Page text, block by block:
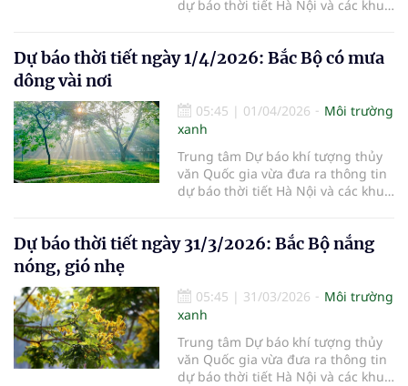
dự báo thời tiết Hà Nội và các khu
Dự báo thời tiết ngày 1/4/2026: Bắc Bộ có mưa
dông vài nơi
05:45 | 01/04/2026
Môi trường
xanh
Trung tâm Dự báo khí tượng thủy
văn Quốc gia vừa đưa ra thông tin
dự báo thời tiết Hà Nội và các khu
Dự báo thời tiết ngày 31/3/2026: Bắc Bộ nắng
nóng, gió nhẹ
05:45 | 31/03/2026
Môi trường
xanh
Trung tâm Dự báo khí tượng thủy
văn Quốc gia vừa đưa ra thông tin
dự báo thời tiết Hà Nội và các khu